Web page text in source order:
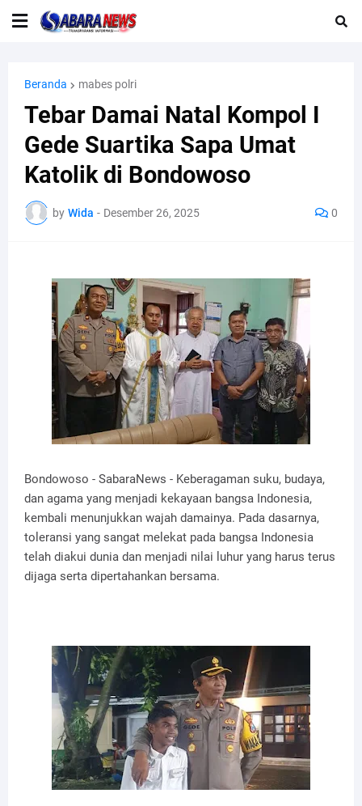
Beranda mabes polri
Tebar Damai Natal Kompol I
Gede Suartika Sapa Umat
Katolik di Bondowoso
by Wida - Desember 26, 2025 0
Bondowoso - SabaraNews - Keberagaman suku, budaya,
dan agama yang menjadi kekayaan bangsa Indonesia,
kembali menunjukkan wajah damainya. Pada dasarnya,
toleransi yang sangat melekat pada bangsa Indonesia
telah diakui dunia dan menjadi nilai luhur yang harus terus
dijaga serta dipertahankan bersama.